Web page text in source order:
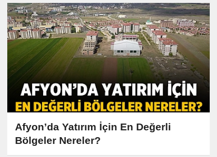
Afyon’da Yatırım İçin En Değerli
Bölgeler Nereler?